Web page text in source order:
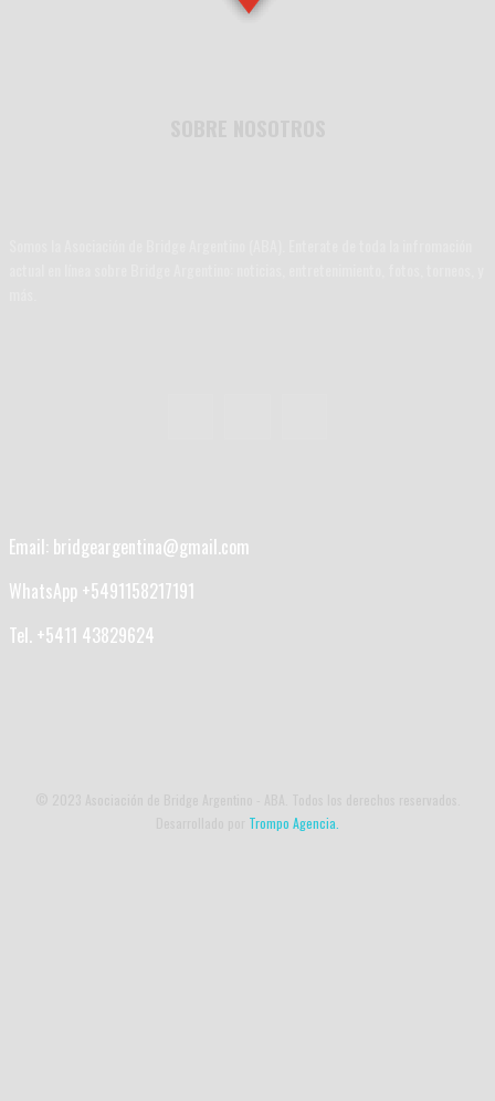
Email: bridgeargentina@gmail.com
WhatsApp +5491158217191
Tel. +5411 43829624
Trompo Agencia.